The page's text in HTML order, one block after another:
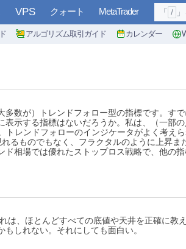
VPS クォート MetaTrader
アルゴリズム取引ガイド カレンダー
「 /
数が）トレンドフォロー型の指標です。す
表示する指標はないだろうか。私は、（一部
レンドフォローのインジケータがよく考
るものでもなく、フラクタルのように上昇
相場では優れたストップロス戦略で、他の
は、ほとんどすべての底値や天井を正確に教
しれない。それにしても面白い。